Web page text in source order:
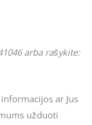
arba rašykite:
ar Jus
užduoti